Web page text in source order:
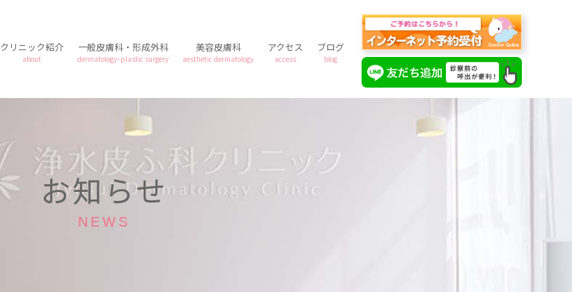
クリニック紹介
about
一般皮膚科・形成外科
dermatology･plastic surgery
美容皮膚科
aesthetic dermatology
アクセス
access
ブログ
blog
お知らせ
NEWS